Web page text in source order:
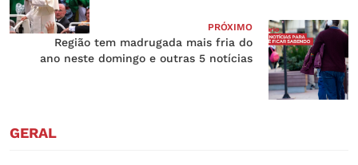
PRÓXIMO
Região tem madrugada mais fria do
ano neste domingo e outras 5 notícias
GERAL